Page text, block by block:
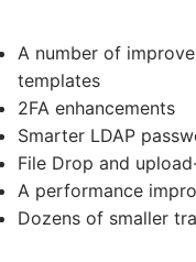
A number of
templates
2FA enhancements
Smarter LDAP
File Drop and
A performance
Dozens of smaller